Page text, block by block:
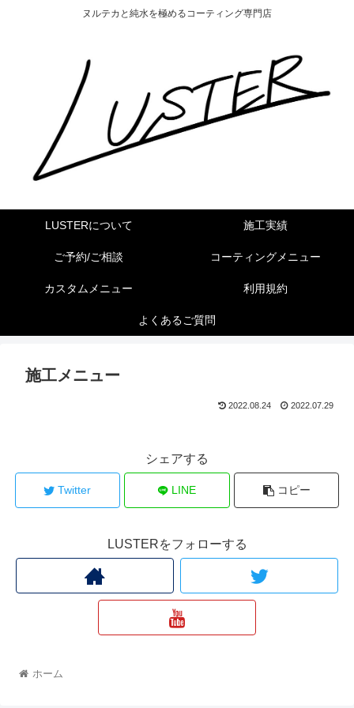
ヌルテカと純水を極めるコーティング専門店
LUSTERについて 施工実績
ご予約/ご相談 コーティングメニュー
カスタムメニュー 利用規約
よくあるご質問
施工メニュー
2022.08.24 2022.07.29
シェアする
Twitter LINE コピー
LUSTERをフォローする
ホーム